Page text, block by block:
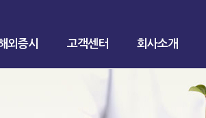
외증시 고객센터 회사소개